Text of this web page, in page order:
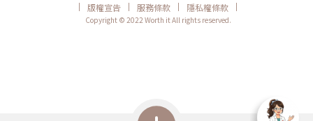
| 版權宣告 | 服務條款 | 隱私權條款
|
Copyright © 2022 Worth it All rights reserved.